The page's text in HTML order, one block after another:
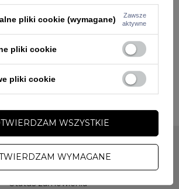
56
0001 0060 0321
nr ..........
MOJE ZAMÓWIENIE
Status zamówienia
pliki cookie (wymagane)
Zawsze
aktywne
pliki cookie
pliki cookie
WYMAGANE
WSZYSTKIE